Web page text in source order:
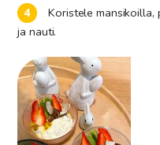
Koristele mansikoilla,
ja nauti.